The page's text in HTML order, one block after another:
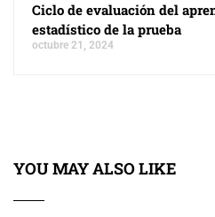
Ciclo de evaluación del
estadístico de la prueba
octubre 21, 2024
YOU MAY ALSO LIKE